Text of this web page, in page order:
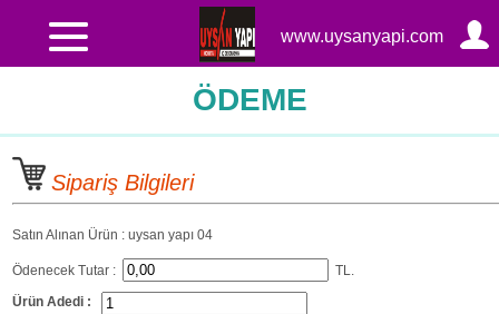
www.uysanyapi.com
ÖDEME
Sipariş Bilgileri
Satın Alınan Ürün : uysan yapı 04
Ödenecek Tutar :
TL.
Ürün Adedi :